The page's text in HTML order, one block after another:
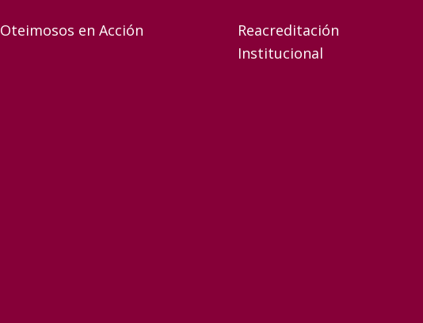
Oteimosos en Acción
Reacreditación
Institucional